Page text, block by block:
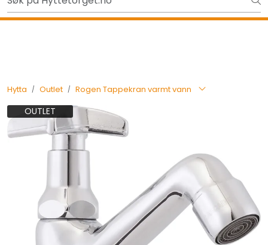
Skip to main contentUt på tur i sommer? Sjekk her først
Hytta Outlet Rogen Tappekran varmt vann
OUTLET
Tilbake